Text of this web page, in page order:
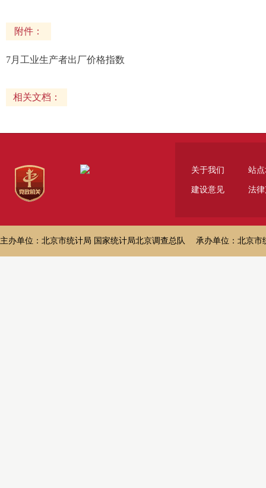
附件：
7月工业生产者出厂价格指数
相关文档：
关于我们 站
建设意见 法
主办单位：北京市统计局 国家统计局北京调查总队 承办单位：北京市